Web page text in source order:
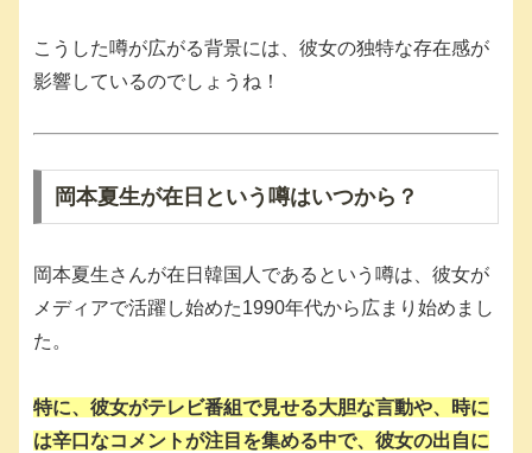
こうした噂が広がる背景には、彼女の独特な存在感が
影響しているのでしょうね！
岡本夏生が在日という噂はいつから？
岡本夏生さんが在日韓国人であるという噂は、彼女が
メディアで活躍し始めた1990年代から広まり始めまし
た。
特に、彼女がテレビ番組で見せる大胆な言動や、時に
は辛口なコメントが注目を集める中で、彼女の出自に